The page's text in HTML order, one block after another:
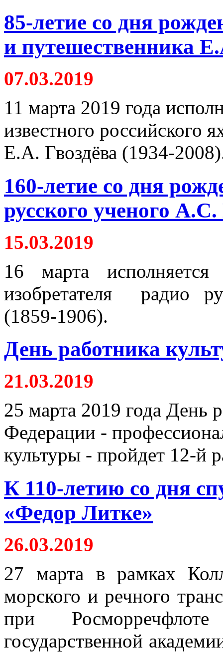
85-летие со дня
и путешественника
07.03.2019
11 марта 2019 года
известного российского
Е.А. Гвоздёва (1934-
160-летие со дня
русского ученого
15.03.2019
16 марта
изобретателя радио
(1859-1906).
День работника
21.03.2019
25 марта 2019 года День
Федерации -
культуры - пройдет 12-й
К 110-летию со дня
«Федор Литке»
26.03.2019
27 марта в рамках
морского и речного
при
государственной